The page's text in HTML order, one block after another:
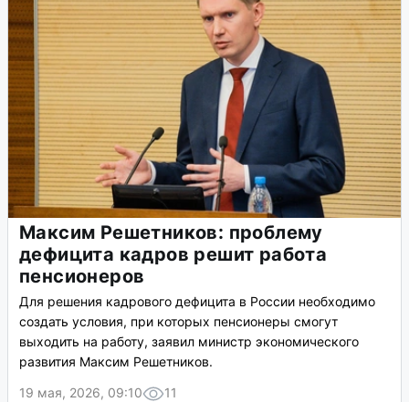
Максим Решетников: проблему
дефицита кадров решит работа
пенсионеров
Для решения кадрового дефицита в России необходимо
создать условия, при которых пенсионеры смогут
выходить на работу, заявил министр экономического
развития Максим Решетников.
19 мая, 2026, 09:10
11